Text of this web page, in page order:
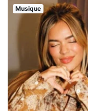
Musique